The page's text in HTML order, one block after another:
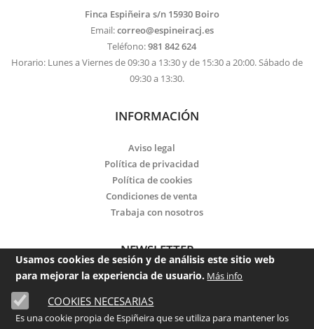
Finca Espiñeira s/n 15930 Boiro
Email:correo@espineiracj.es
Teléfono:981 842 624
Horario: Lunes a Viernes de 09:30 a 13:30 y de 15:30 a 20:00. Sábado de
09:30 a 13:30.
INFORMACIÓN
Aviso legal
Política de privacidad
Política de cookies
Condiciones de venta
Trabaja con nosotros
NEWSLETTER
Email
He leído y acepto lapolítica de privacidad
Usamos cookies de sesión y de análisis este sitio web
para mejorar la experiencia de usuario. Más info
COOKIES NECESARIAS
Es una cookie propia de Espiñeira que se utiliza para mantener los